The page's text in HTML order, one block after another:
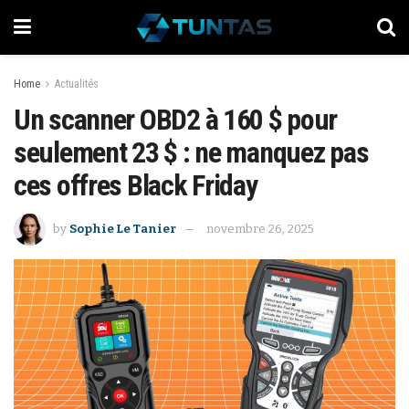
Home Actualités
Un scanner OBD2 à 160 $ pour
seulement 23 $ : ne manquez pas
ces offres Black Friday
by Sophie Le Tanier novembre 26, 2025